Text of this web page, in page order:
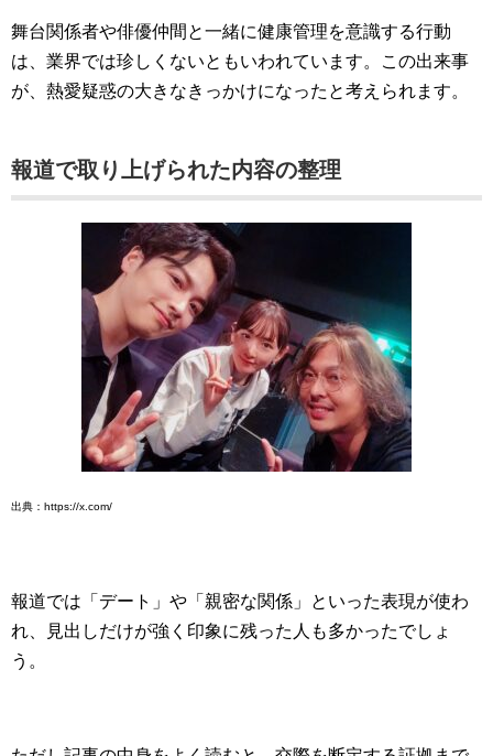
舞台関係者や俳優仲間と一緒に健康管理を意識する行動
は、業界では珍しくないともいわれています。この出来事
が、熱愛疑惑の大きなきっかけになったと考えられます。
報道で取り上げられた内容の整理
出典：https://x.com/
報道では「デート」や「親密な関係」といった表現が使わ
れ、見出しだけが強く印象に残った人も多かったでしょ
う。